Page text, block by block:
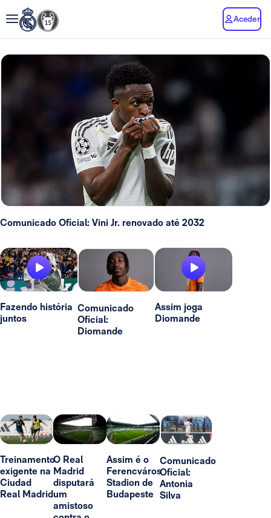
Aceder
Comunicado Oficial: Vini Jr. renovado até 2032
Fazendo história
juntos
Comunicado
Oficial:
Diomande
Assim joga
Diomande
Treinamento
exigente na
Ciudad
Real Madrid
O Real
Madrid
disputará
um
amistoso
Assim é o
Ferencváros
Stadion de
Budapeste
Comunicado
Oficial:
Antonia
Silva